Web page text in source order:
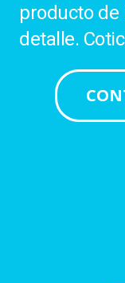
producto de
detalle.